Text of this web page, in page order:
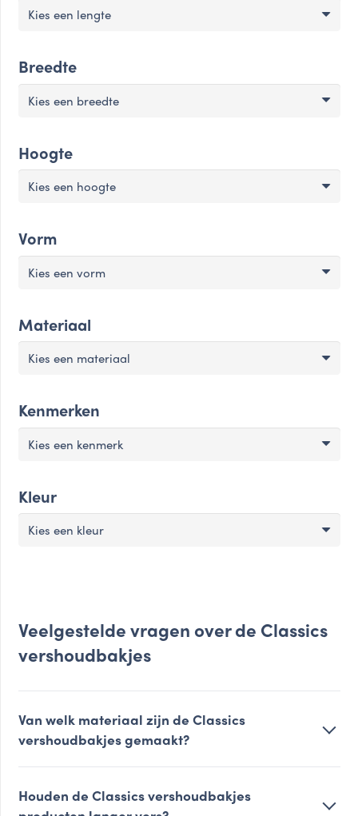
Kies een lengte
Breedte
Kies een breedte
Hoogte
Kies een hoogte
Vorm
Kies een vorm
Materiaal
Kies een materiaal
Kenmerken
Kies een kenmerk
Kleur
Kies een kleur
Veelgestelde vragen over de Classics
vershoudbakjes
Van welk materiaal zijn de Classics
vershoudbakjes gemaakt?
Houden de Classics vershoudbakjes